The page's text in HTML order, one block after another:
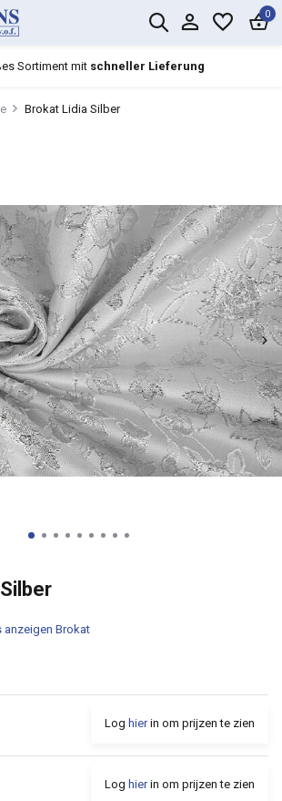
0
Sortiment mit schneller Lieferung
Brokat Lidia Silber
anzeigen Brokat
Log hierin om prijzen te zien
Log hierin om prijzen te zien